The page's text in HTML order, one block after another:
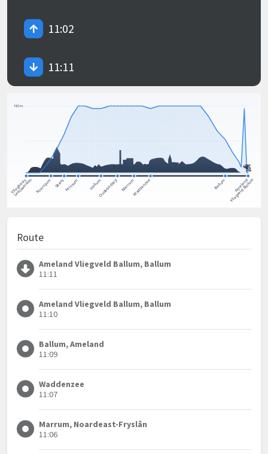
11:02
11:11
Route
Ameland Vliegveld Ballum, Ballum
11:11
Ameland Vliegveld Ballum, Ballum
11:10
Ballum, Ameland
11:09
Waddenzee
11:07
Marrum, Noardeast-Fryslân
11:06